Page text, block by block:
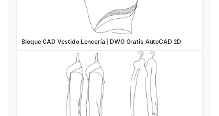
Bloque CAD Vestido Lencería | DWG Gratis AutoCAD 2D